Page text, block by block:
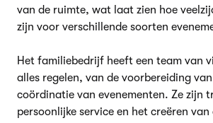
van de ruimte, wat laat zien hoe
zijn voor verschillende soorten
Het familiebedrijf heeft een team van
alles regelen, van de voorbereiding
coördinatie van evenementen. Ze zijn
persoonlijke service en het creëren van